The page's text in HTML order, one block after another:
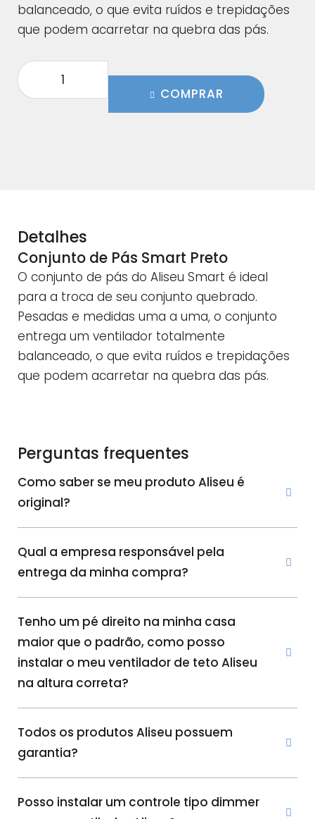
balanceado, o que evita ruídos e trepidações
que podem acarretar na quebra das pás.
COMPRAR
Detalhes
Conjunto de Pás Smart Preto
O conjunto de pás do Aliseu Smart é ideal
para a troca de seu conjunto quebrado.
Pesadas e medidas uma a uma, o conjunto
entrega um ventilador totalmente
balanceado, o que evita ruídos e trepidações
que podem acarretar na quebra das pás.
Perguntas frequentes
Como saber se meu produto Aliseu é
original?
Qual a empresa responsável pela
entrega da minha compra?
Tenho um pé direito na minha casa
maior que o padrão, como posso
instalar o meu ventilador de teto Aliseu
na altura correta?
Todos os produtos Aliseu possuem
garantia?
Posso instalar um controle tipo dimmer